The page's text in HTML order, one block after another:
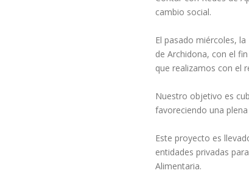
cambio social.
El pasado miércoles,
de Archidona, con el
que realizamos con el
Nuestro objetivo es
favoreciendo una
Este proyecto es
entidades privadas
Alimentaria.